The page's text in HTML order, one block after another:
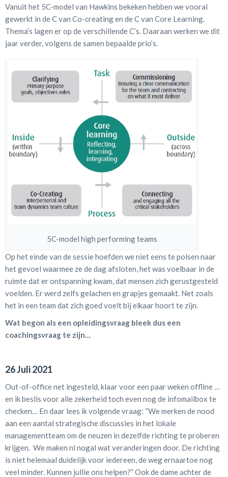
Vanuit het 5C-model van Hawkins bekeken hebben we vooral
gewerkt in de C van Co-creating en de C van Core Learning.
Thema’s lagen er op de verschillende C’s. Daaraan werken we dit
jaar verder, volgens de samen bepaalde prio’s.
5C-model high performing teams
Op het einde van de sessie hoefden we niet eens te polsen naar
het gevoel waarmee ze de dag afsloten, het was voelbaar in de
ruimte dat er ontspanning kwam, dat mensen zich gerustgesteld
voelden. Er werd zelfs gelachen en grapjes gemaakt. Net zoals
het in een team dat zich goed voelt bij elkaar hoort te zijn.
Wat begon als een opleidingsvraag bleek dus een
coachingsvraag te zijn…
26 Juli 2021
Out-of-office net ingesteld, klaar voor een paar weken offline …
en ik beslis voor alle zekerheid toch even nog de infomailbox te
checken… En daar lees ik volgende vraag: “We merken de nood
aan een aantal strategische discussies in het lokale
managementteam om de neuzen in dezelfde richting te proberen
krijgen. We maken nl nogal wat veranderingen door. De richting
is niet helemaal duidelijk voor iedereen, de weg ernaartoe nog
veel minder. Kunnen jullie ons helpen?” Ook de dame achter de